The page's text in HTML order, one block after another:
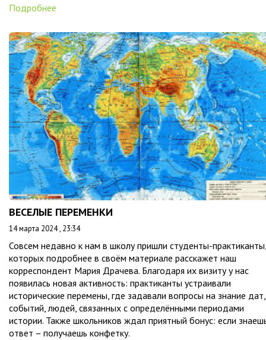
Подробнее
ВЕСЕЛЫЕ ПЕРЕМЕНКИ
14 марта 2024 , 23:34
Совсем недавно к нам в школу пришли студенты-
которых подробнее в своём материале расскажет наш
корреспондент Мария Драчева. Благодаря их визиту у нас
появилась новая активность: практиканты устраивали
исторические перемены, где задавали вопросы на знание дат,
событий, людей, связанных с определёнными периодами
истории. Также школьников ждал приятный бонус: если
ответ – получаешь конфетку.